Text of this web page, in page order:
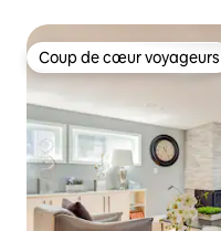
Coup de cœur voyageurs
Coup de cœur voyageurs